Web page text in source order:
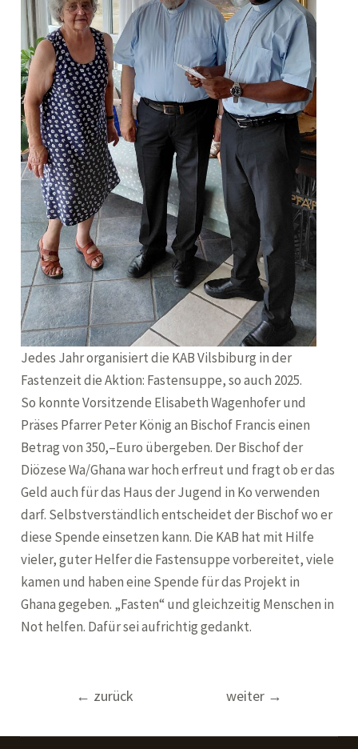
Jedes Jahr organisiert die KAB Vilsbiburg in der
Fastenzeit die Aktion: Fastensuppe, so auch 2025.
So konnte Vorsitzende Elisabeth Wagenhofer und
Präses Pfarrer Peter König an Bischof Francis einen
Betrag von 350,–Euro übergeben. Der Bischof der
Diözese Wa/Ghana war hoch erfreut und fragt ob er das
Geld auch für das Haus der Jugend in Ko verwenden
darf. Selbstverständlich entscheidet der Bischof wo er
diese Spende einsetzen kann. Die KAB hat mit Hilfe
vieler, guter Helfer die Fastensuppe vorbereitet, viele
kamen und haben eine Spende für das Projekt in
Ghana gegeben. „Fasten“ und gleichzeitig Menschen in
Not helfen. Dafür sei aufrichtig gedankt.
Beitragsnavigation
← zurück weiter →